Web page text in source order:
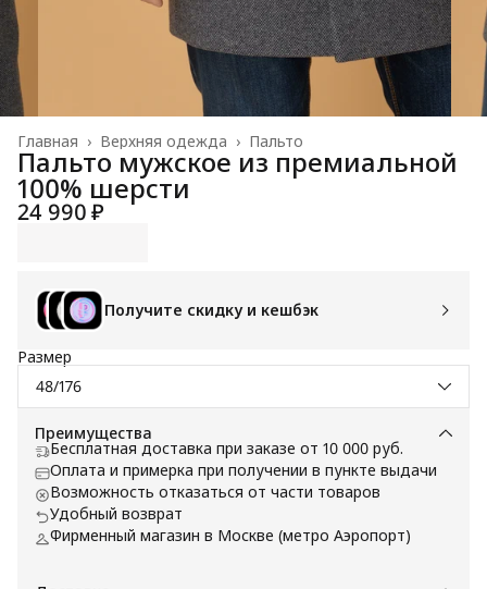
Пальто
Верхняя одежда ›
Главная ›
Пальто мужское из премиальной
100% шерсти
24 990 ₽
Получите скидку и кешбэк
Размер
48/176
Преимущества
Бесплатная доставка при заказе от 10 000 руб.
Оплата и примерка при получении в пункте выдачи
Возможность отказаться от части товаров
Удобный возврат
Фирменный магазин в Москве (метро Аэропорт)